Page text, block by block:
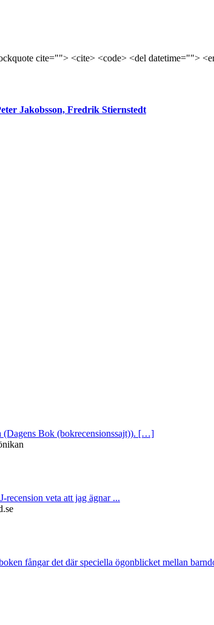
cite=""> <cite> <code> <del datetime="">
Jakobsson, Fredrik Stiernstedt
(Dagens Bok (bokrecensionssajt)). […]
veta att jag ägnar ...
fångar det där speciella ögonblicket mellan